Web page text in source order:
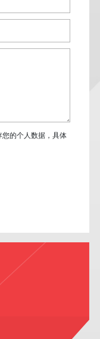
您的个人数据，具体